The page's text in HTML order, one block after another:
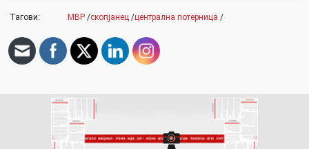
Тагови: МВР /скопјанец /централна потерница /